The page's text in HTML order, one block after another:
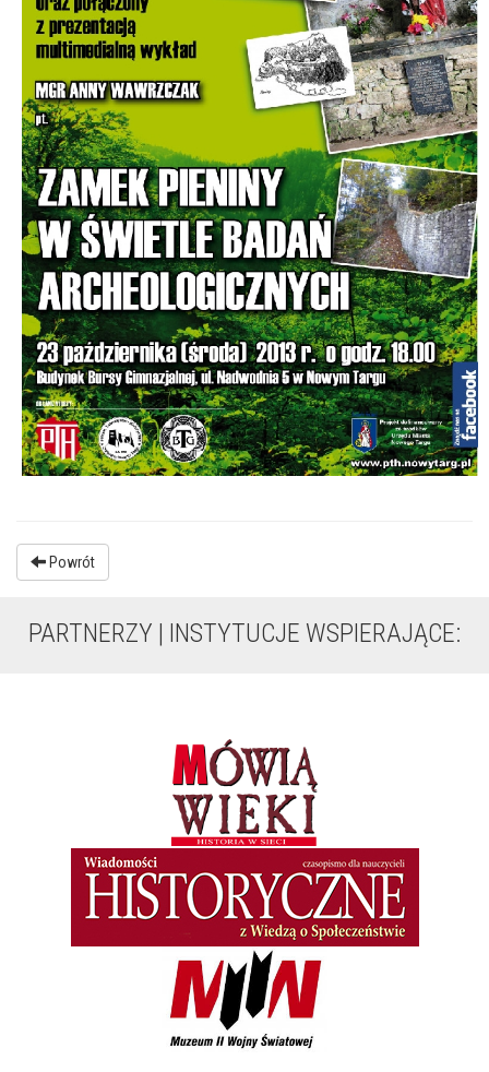
Powrót
PARTNERZY | INSTYTUCJE WSPIERAJĄCE: